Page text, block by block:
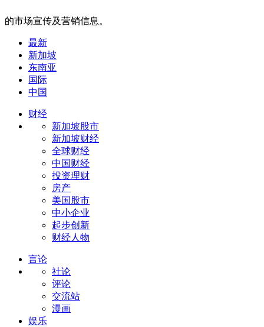
的市场宣传及营销信息。
最新
新加坡
东南亚
国际
中国
财经
新加坡股市
新加坡财经
全球财经
中国财经
投资理财
房产
美国股市
中小企业
起步创新
财经人物
言论
社论
评论
交流站
漫画
娱乐